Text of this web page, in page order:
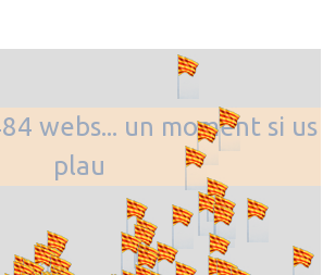
webs... un moment si us
plau